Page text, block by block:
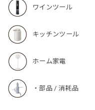
ワインツール
キッチンツール
ホーム家電
・部品 / 消耗品